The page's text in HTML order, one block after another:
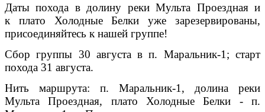
Даты похода в долину реки Мульта Проездная и
к плато Холодные Белки уже зарезервированы,
присоединяйтесь к нашей группе!
Сбор группы 30 августа в п. Маральник-1; старт
похода 31 августа.
Нить маршрута: п. Маральник-1, долина реки
Мульта Проездная, плато Холодные Белки - п.